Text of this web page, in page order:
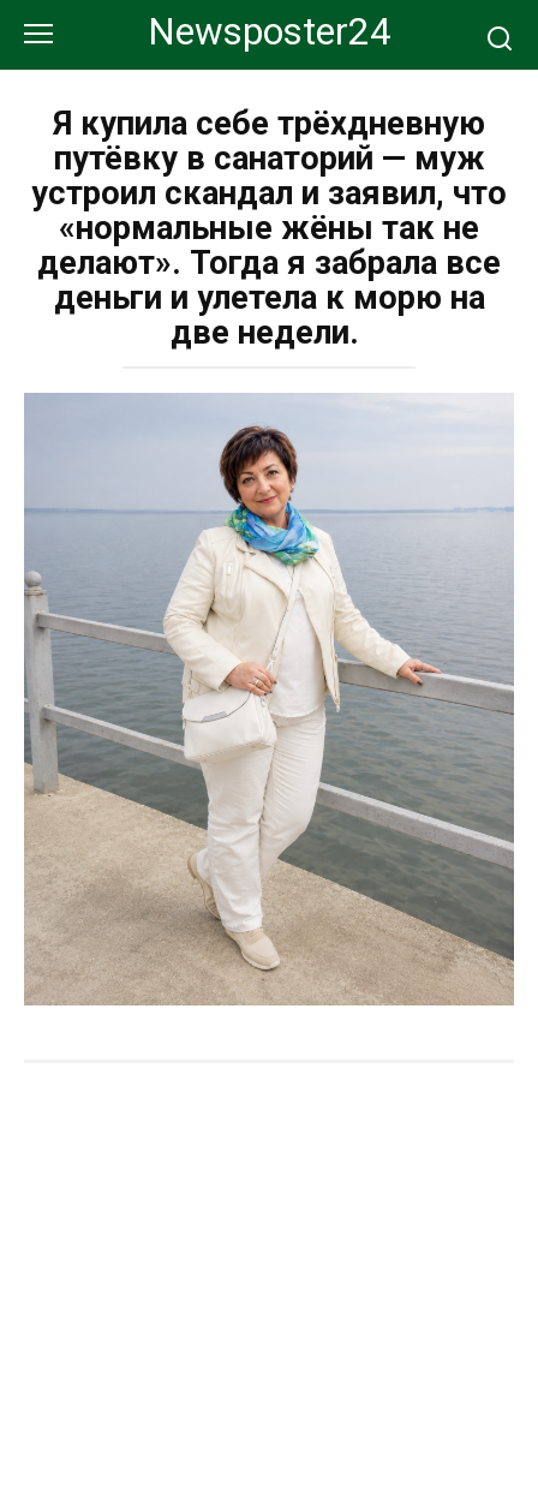
контенту
Newsposter24
Я купила себе трёхдневную
путёвку в санаторий — муж
устроил скандал и заявил, что
«нормальные жёны так не
делают». Тогда я забрала все
деньги и улетела к морю на
две недели.